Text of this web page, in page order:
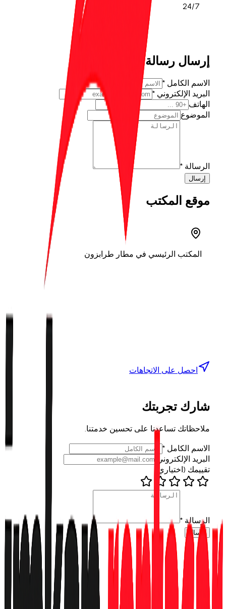
24/7
إرسال رسالة
الاسم الكامل *
البريد الإلكتروني *
الهاتف
الموضوع
الرسالة *
إرسال
موقع المكتب
المكتب الرئيسي في مطار طرابزون
احصل على الاتجاهات
شارك تجربتك
ملاحظاتك تساعدنا على تحسين خدمتنا.
الاسم الكامل *
البريد الإلكتروني
تقييمك (اختياري)
الرسالة *
إرسال